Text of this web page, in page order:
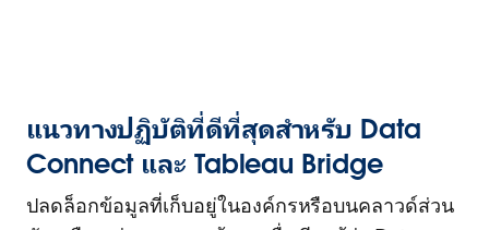
แนวทางปฏิบัติที่ดีที่สุดสำหรับ Data
Connect และ Tableau Bridge
ปลดล็อกข้อมูลที่เก็บอยู่ในองค์กรหรือบนคลาวด์ส่วน